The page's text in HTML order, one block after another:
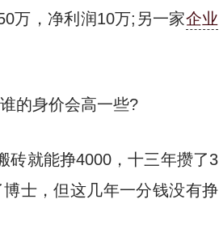
万，净利润10万;另一家企业
的身价会高一些?
砖就能挣4000，十三年攒了3
士，但这几年一分钱没有挣